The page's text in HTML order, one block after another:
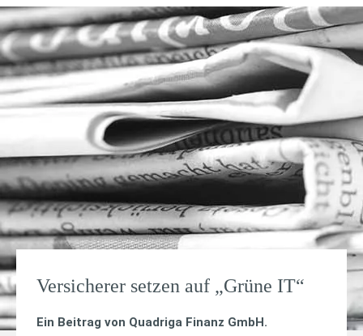
Versicherer setzen auf „Grüne IT“
Ein Beitrag von Quadriga Finanz GmbH.